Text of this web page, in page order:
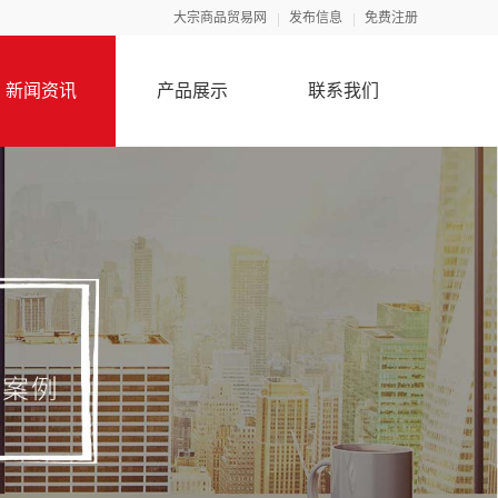
大宗商品贸易网 发布信息 免费注册
新闻资讯 产品展示 联系我们